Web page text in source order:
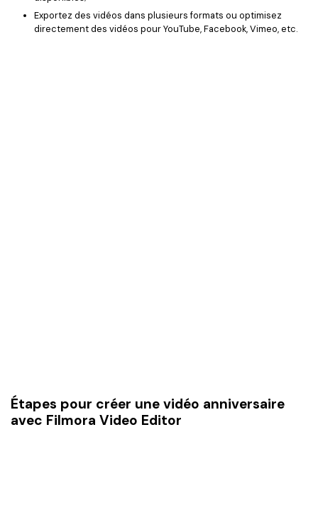
Exportez des vidéos dans plusieurs formats ou optimisez
directement des vidéos pour YouTube, Facebook, Vimeo, etc.
Étapes pour créer une vidéo anniversaire
avec Filmora Video Editor